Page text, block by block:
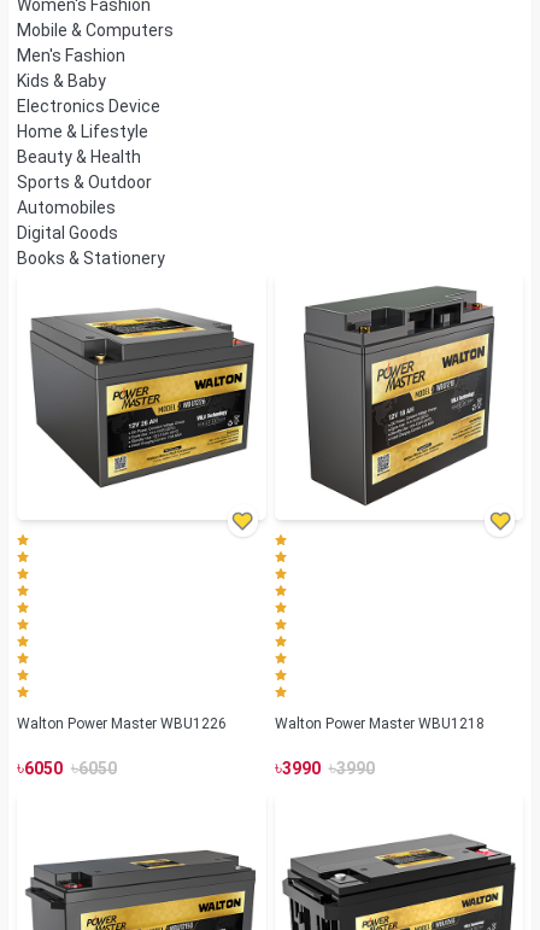
Women's Fashion
Mobile & Computers
Men's Fashion
Kids & Baby
Electronics Device
Home & Lifestyle
Beauty & Health
Sports & Outdoor
Automobiles
Digital Goods
Books & Stationery
Walton Power Master WBU1226
৳6050 ৳6050
Walton Power Master WBU1218
৳3990 ৳3990